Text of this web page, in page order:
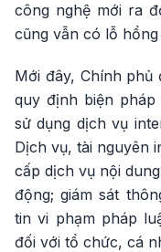
công nghệ mới ra
cũng vẫn có lỗ
Mới đây, Chính
quy định biện
sử dụng dịch vụ
Dịch vụ, tài nguyên
cấp dịch vụ nội
động; giám sát
tin vi phạm pháp
đối với tổ chức, cá